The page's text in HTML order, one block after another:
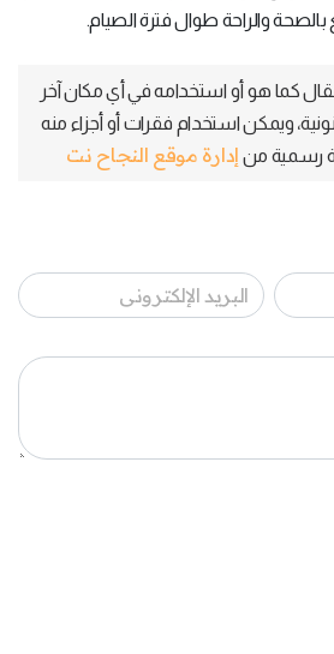
بالصحة والراحة طوال فترة الصيام.
كما هو أو استخدامه في أي مكان آخر
ويمكن استخدام فقرات أو أجزاء منه
رسمية من إدارة موقع النجاح نت